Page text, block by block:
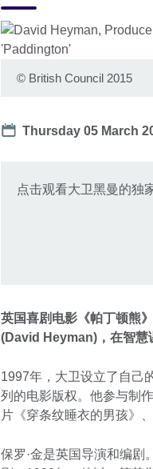
© British Council 2015
Date
Thursday 05 March
点击观看大卫黑曼的独
英国喜剧电影《帕丁顿熊
(David Heyman)，在智慧
1997年，大卫设立了自己
列的电影版权。他参与制
片《穿条纹睡衣的男孩》
保罗·金是英国导演和编剧